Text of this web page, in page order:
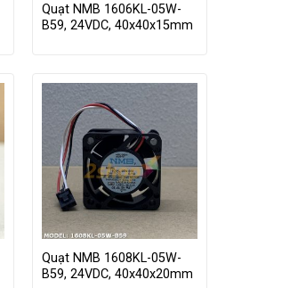
Quạt NMB 1606KL-05W-
B59, 24VDC, 40x40x15mm
Quạt NMB 1608KL-05W-
B59, 24VDC, 40x40x20mm